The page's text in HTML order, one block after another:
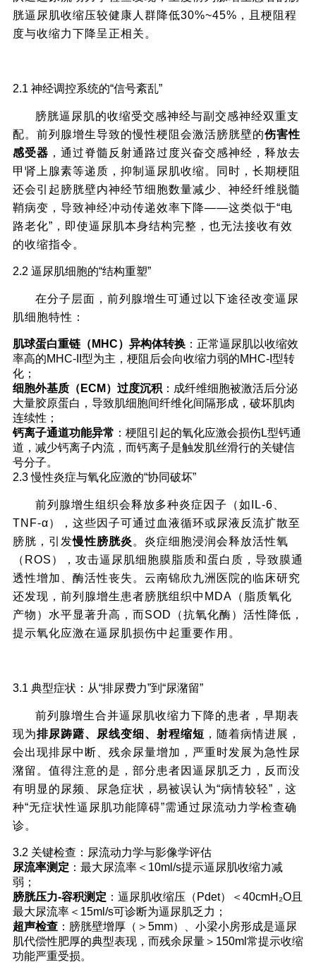
胱逼尿肌收缩压较健康人群降低30%~45%，且梗阻程
度与收缩力下降呈正相关。
病理机制
2.1 神经调控系统的“信号紊乱”
膀胱逼尿肌的收缩受交感神经与副交感神经双重支
配。前列腺增生导致的慢性梗阻会激活膀胱壁的伤害性
感受器 ，通过脊髓反射通路过度兴奋交感神经，释放去
甲肾上腺素等递质，抑制逼尿肌收缩。同时，长期梗阻
还会引起膀胱壁内神经节细胞数量减少、神经纤维脱髓
鞘病变，导致神经冲动传递效率下降——这类似于“电
路老化”，即使逼尿肌本身结构完整，也无法接收有效
的收缩指令。
2.2 逼尿肌细胞的“结构重塑”
在分子层面，前列腺增生可通过以下途径改变逼尿
肌细胞特性：
肌球蛋白重链（MHC）异构体转换：正常逼尿肌以收缩效
率高的MHC-II型为主，梗阻后会向收缩力弱的MHC-I型转
化；
细胞外基质（ECM）过度沉积：成纤维细胞被激活后分泌
大量胶原蛋白，导致肌细胞间纤维化间隔形成，破坏肌肉
连续性；
钙离子通道功能异常 ：梗阻引起的氧化应激会损伤L型钙通
道，减少钙离子内流，而钙离子是触发肌丝滑行的关键信
号分子。
2.3 慢性炎症与氧化应激的“协同破坏”
前列腺增生组织会释放多种炎症因子（如IL-6、
TNF-α），这些因子可通过血液循环或尿液反流扩散至
膀胱，引发慢性膀胱炎。炎症细胞浸润会释放活性氧
（ROS），攻击逼尿肌细胞膜脂质和蛋白质，导致膜通
透性增加、酶活性丧失。云南锦欣九洲医院的临床研究
还发现，前列腺增生患者膀胱组织中MDA（脂质氧化
产物）水平显著升高，而SOD（抗氧化酶）活性降低，
提示氧化应激在逼尿肌损伤中起重要作用。
能异常？
3.1 典型症状：从“排尿费力”到“尿潴留”
前列腺增生合并逼尿肌收缩力下降的患者，早期表
现为排尿踌躇、尿线变细、射程缩短 ，随着病情进展，
会出现排尿中断、残余尿量增加，严重时发展为急性尿
潴留。值得注意的是，部分患者因逼尿肌乏力，反而没
有明显的尿频、尿急症状，易被误认为“病情较轻”，这
种“无症状性逼尿肌功能障碍”需通过尿流动力学检查确
诊。
3.2 关键检查：尿流动力学与影像学评估
尿流率测定 ：最大尿流率＜10ml/s提示逼尿肌收缩力减
弱；
膀胱压力-容积测定 ：逼尿肌收缩压（Pdet）＜40cmH₂O且
最大尿流率＜15ml/s可诊断为逼尿肌乏力；
超声检查：膀胱壁增厚（＞5mm）、小梁小房形成是逼尿
肌代偿性肥厚的典型表现，而残余尿量＞150ml常提示收缩
功能严重受损。